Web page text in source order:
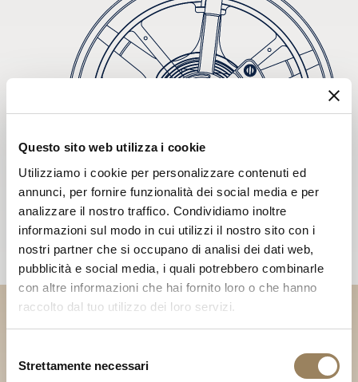
Questo sito web utilizza i cookie
Utilizziamo i cookie per personalizzare contenuti ed
annunci, per fornire funzionalità dei social media e per
analizzare il nostro traffico. Condividiamo inoltre
informazioni sul modo in cui utilizzi il nostro sito con i
nostri partner che si occupano di analisi dei dati web,
pubblicità e social media, i quali potrebbero combinarle
con altre informazioni che hai fornito loro o che hanno
raccolto dal tuo utilizzo dei loro servizi.
delStrettamente necessari
Scopri le nostre collezioni in
Boutique